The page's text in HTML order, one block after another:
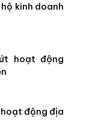
kinh doanh
hoạt động
động địa